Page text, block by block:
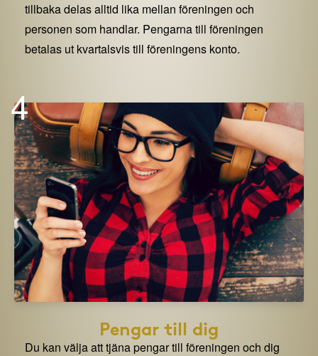
tillbaka delas alltid lika mellan föreningen och
personen som handlar. Pengarna till föreningen
betalas ut kvartalsvis till föreningens konto.
4
Pengar till dig
Du kan välja att tjäna pengar till föreningen och dig